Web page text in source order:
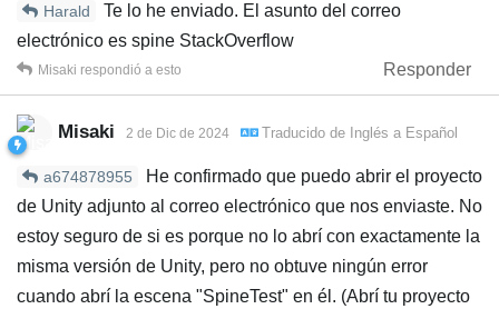
Harald
Te lo he enviado. El asunto del correo
electrónico es spine StackOverflow
Responder
Misaki respondió a esto
Misaki 2 de Dic de 2024 Traducido de Inglés a Español
a674878955
He confirmado que puedo abrir el proyecto
de Unity adjunto al correo electrónico que nos enviaste. No
estoy seguro de si es porque no lo abrí con exactamente la
misma versión de Unity, pero no obtuve ningún error
cuando abrí la escena "SpineTest" en él. (Abrí tu proyecto